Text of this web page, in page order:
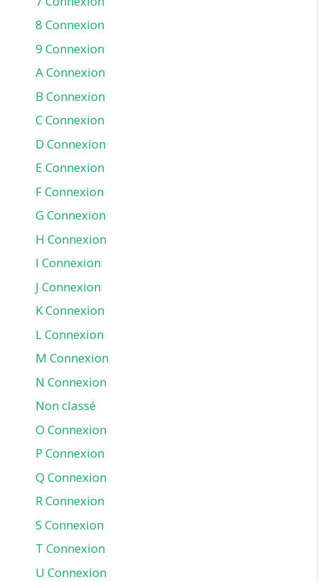
8 Connexion
9 Connexion
A Connexion
B Connexion
C Connexion
D Connexion
E Connexion
F Connexion
G Connexion
H Connexion
I Connexion
J Connexion
K Connexion
L Connexion
M Connexion
N Connexion
Non classé
O Connexion
P Connexion
Q Connexion
R Connexion
S Connexion
T Connexion
U Connexion